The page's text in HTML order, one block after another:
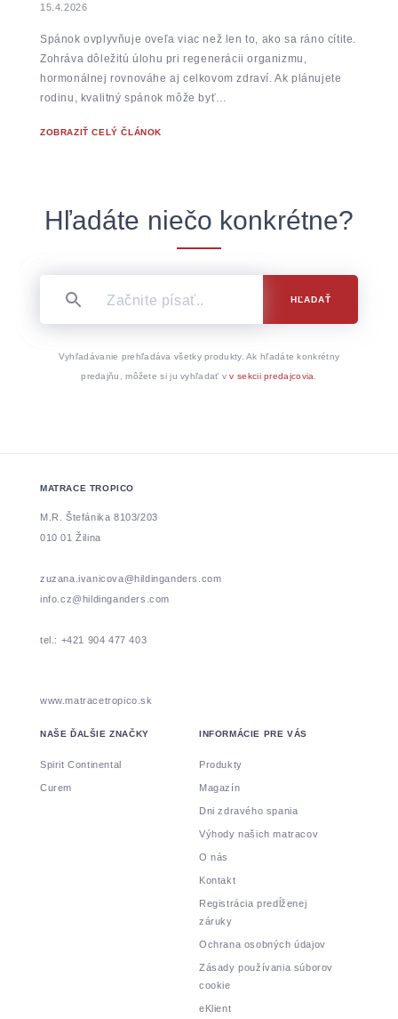
15.4.2026
Spánok ovplyvňuje oveľa viac než len to, ako sa ráno cítite.
Zohráva dôležitú úlohu pri regenerácii organizmu,
hormonálnej rovnováhe aj celkovom zdraví. Ak plánujete
rodinu, kvalitný spánok môže byť…
ZOBRAZIŤ CELÝ ČLÁNOK
Hľadáte niečo konkrétne?
HĽADAŤ
Vyhľadávanie prehľadáva všetky produkty. Ak hľadáte konkrétny
predajňu, môžete si ju vyhľadať vv sekcii predajcovia
MATRACE TROPICO
M.R. Štefánika 8103/203
010 01 Žilina
zuzana.ivanicova@hildinganders.com
info.cz@hildinganders.com
tel.: +421 904 477 403
www.matracetropico.sk
NAŠE ĎALŠIE ZNAČKY
Spirit Continental
Curem
INFORMÁCIE PRE VÁS
Produkty
Magazín
Dni zdravého spania
Výhody našich matracov
O nás
Kontakt
Registrácia predĺženej
záruky
Ochrana osobných údajov
Zásady používania súborov
cookie
eKlient